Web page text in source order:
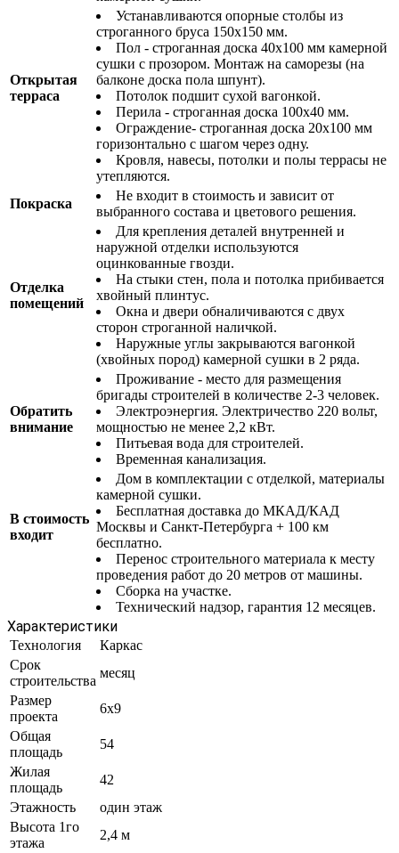
Открытая
терраса
Устанавливаются опорные столбы из
строганного бруса 150х150 мм.
Пол - строганная доска 40х100 мм камерной
сушки с прозором. Монтаж на саморезы (на
балконе доска пола шпунт).
Потолок подшит сухой вагонкой.
Перила - строганная доска 100х40 мм.
Ограждение- строганная доска 20х100 мм
горизонтально с шагом через одну.
Кровля, навесы, потолки и полы террасы не
утепляются.
Покраска
Не входит в стоимость и зависит от
выбранного состава и цветового решения.
Отделка
помещений
Для крепления деталей внутренней и
наружной отделки используются
оцинкованные гвозди.
На стыки стен, пола и потолка прибивается
хвойный плинтус.
Окна и двери обналичиваются с двух
сторон строганной наличкой.
Наружные углы закрываются вагонкой
(хвойных пород) камерной сушки в 2 ряда.
Обратить
внимание
Проживание - место для размещения
бригады строителей в количестве 2-3 человек.
Электроэнергия. Электричество 220 вольт,
мощностью не менее 2,2 кВт.
Питьевая вода для строителей.
Временная канализация.
В стоимость
входит
Дом в комплектации с отделкой, материалы
камерной сушки.
Бесплатная доставка до МКАД/КАД
Москвы и Санкт-Петербурга + 100 км
бесплатно.
Перенос строительного материала к месту
проведения работ до 20 метров от машины.
Сборка на участке.
Технический надзор, гарантия 12 месяцев.
Характеристики
Технология
Каркас
Срок
строительства
месяц
Размер
проекта
6x9
Общая
площадь
54
Жилая
площадь
42
Этажность
один этаж
Высота 1го
этажа
2,4 м